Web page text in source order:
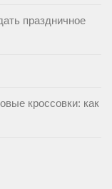
праздничное
кроссовки: как